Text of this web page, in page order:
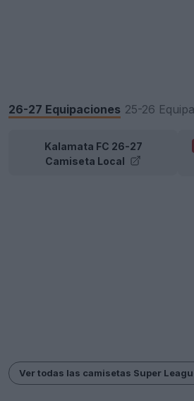
26-27 Equipaciones 25-26
Kalamata FC 26-27
Camiseta Local
Ver todas las camisetas Super